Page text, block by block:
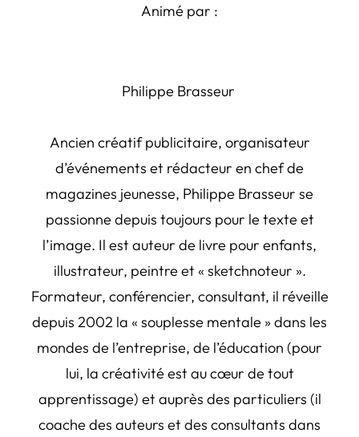
Animé par :
Philippe Brasseur
Ancien créatif publicitaire, organisateur
d’événements et rédacteur en chef de
magazines jeunesse, Philippe Brasseur se
passionne depuis toujours pour le texte et
l’image. Il est auteur de livre pour enfants,
illustrateur, peintre et « sketchnoteur ».
Formateur, conférencier, consultant, il réveille
depuis 2002 la « souplesse mentale » dans les
mondes de l’entreprise, de l’éducation (pour
lui, la créativité est au cœur de tout
apprentissage) et auprès des particuliers (il
coache des auteurs et des consultants dans